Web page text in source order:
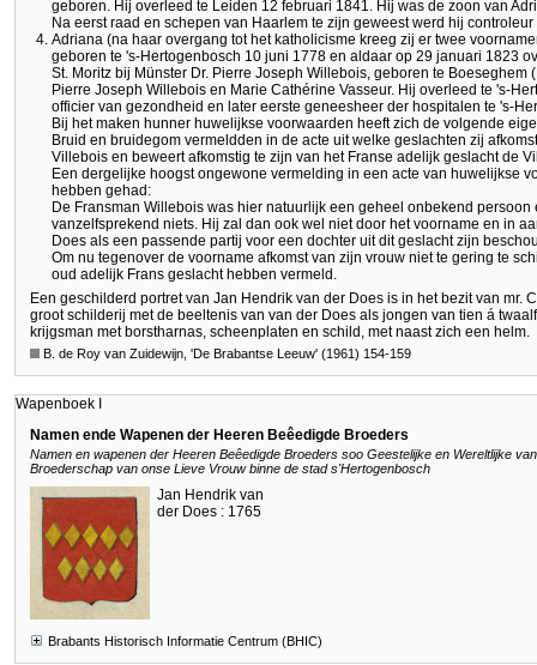
geboren. Hij overleed te Leiden 12 februari 1841. Hij was de zoon van
Na eerst raad en schepen van Haarlem te zijn geweest werd hij
Adriana (na haar overgang tot het katholicisme kreeg zij er twee
geboren te 's-Hertogenbosch 10 juni 1778 en aldaar op 29 januari 1823
St. Moritz bij Münster Dr. Pierre Joseph Willebois, geboren te
Pierre Joseph Willebois en Marie Cathérine Vasseur. Hij overleed te 's-
officier van gezondheid en later eerste geneesheer der hospitalen te 's-
Bij het maken hunner huwelijkse voorwaarden heeft zich de volgende
Bruid en bruidegom vermeldden in de acte uit welke geslachten zij
Villebois en beweert afkomstig te zijn van het Franse adelijk geslacht de
Een dergelijke hoogst ongewone vermelding in een acte van huwelijkse
hebben gehad:
De Fransman Willebois was hier natuurlijk een geheel onbekend persoon
vanzelfsprekend niets. Hij zal dan ook wel niet door het voorname en in
Does als een passende partij voor een dochter uit dit geslacht zijn
Om nu tegenover de voorname afkomst van zijn vrouw niet te gering te
oud adelijk Frans geslacht hebben vermeld.
Een geschilderd portret van Jan Hendrik van der Does is in het bezit van mr.
groot schilderij met de beeltenis van van der Does als jongen van tien á
krijgsman met borstharnas, scheenplaten en schild, met naast zich een helm.
B. de Roy van Zuidewijn, 'De Brabantse Leeuw' (1961) 154-159
Wapenboek I
Namen ende Wapenen der Heeren Beêedigde Broeders
Namen en wapenen der Heeren Beêedigde Broeders soo Geestelijke en Wereltlijke
Broederschap van onse Lieve Vrouw binne de stad s'Hertogenbosch
Jan Hendrik van
der Does : 1765
Brabants Historisch Informatie Centrum (BHIC)